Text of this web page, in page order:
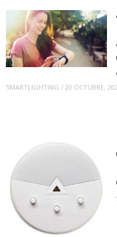
SMARTLIGHTING / 20 OCTUBRE,